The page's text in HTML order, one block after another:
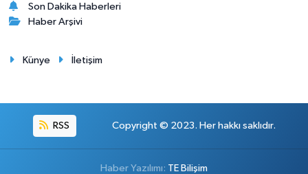
Son Dakika Haberleri
Haber Arşivi
Künye İletişim
RSS Copyright © 2023. Her hakkı saklıdır.
Haber Yazılımı: TE Bilişim